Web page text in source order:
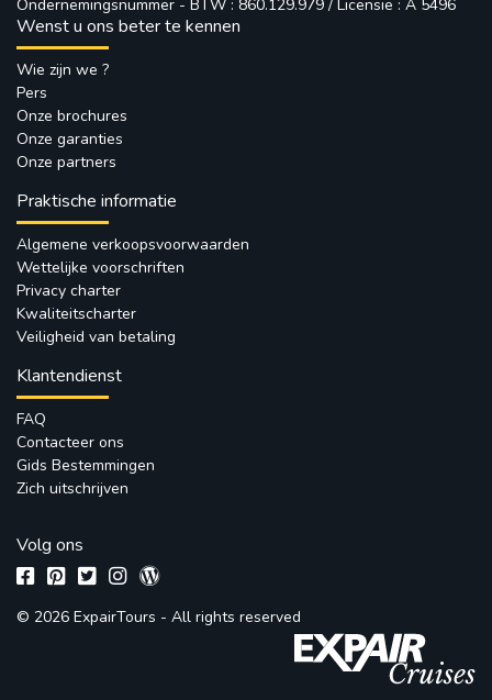
Ondernemingsnummer - BTW : 860.129.979 / Licensie : A 5496
Wenst u ons beter te kennen
Wie zijn we ?
Pers
Onze brochures
Onze garanties
Onze partners
Praktische informatie
Algemene verkoopsvoorwaarden
Wettelijke voorschriften
Privacy charter
Kwaliteitscharter
Veiligheid van betaling
Klantendienst
FAQ
Contacteer ons
Gids Bestemmingen
Zich uitschrijven
Volg ons
© 2026 ExpairTours - All rights reserved